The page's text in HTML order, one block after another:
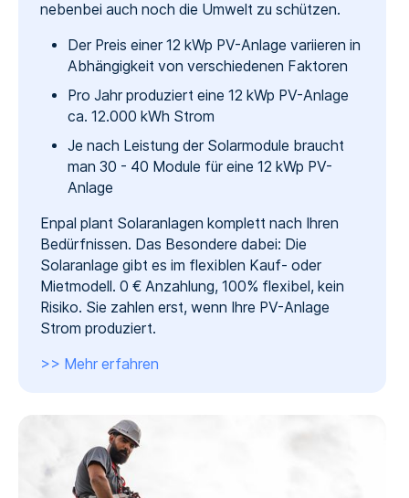
nebenbei auch noch die Umwelt zu schützen.
Der Preis einer 12 kWp PV-Anlage variieren in
Abhängigkeit von verschiedenen Faktoren
Pro Jahr produziert eine 12 kWp PV-Anlage
ca. 12.000 kWh Strom
Je nach Leistung der Solarmodule braucht
man 30 - 40 Module für eine 12 kWp PV-
Anlage
Enpal plant Solaranlagen komplett nach Ihren
Bedürfnissen. Das Besondere dabei: Die
Solaranlage gibt es im flexiblen Kauf- oder
Mietmodell. 0 € Anzahlung, 100% flexibel, kein
Risiko. Sie zahlen erst, wenn Ihre PV-Anlage
Strom produziert.
>> Mehr erfahren